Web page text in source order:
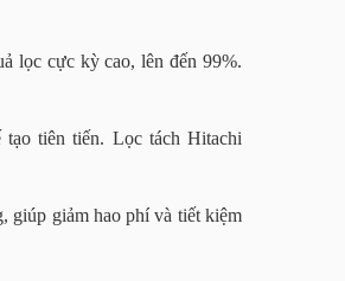
lọc cực kỳ cao, lên đến 99%.
tiên tiến. Lọc tách Hitachi
giúp giảm hao phí và tiết kiệm